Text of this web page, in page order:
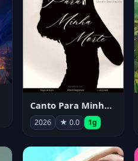
Canto Para Minha Morte
2026 ★ 0.0 1g